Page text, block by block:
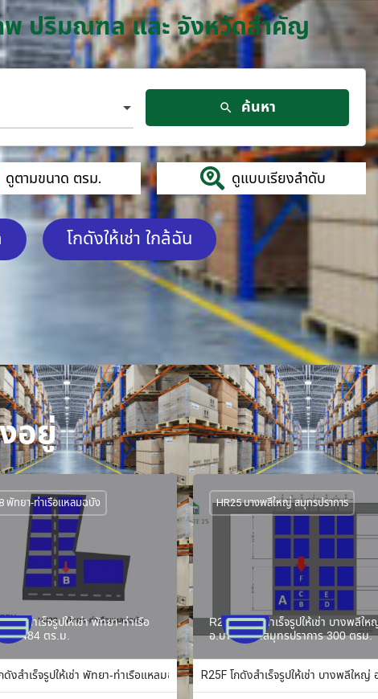
ทพ ปริมณฑล และ จังหวัดสำคัญ
ค้นหา
ดูตามขนาด ตรม. ดูแบบเรียงลำดับ
โกดังให้เช่า ใกล้ฉัน
อยู่
กดังสำเร็จรูปให้เช่า พัทยา-ท่าเรือ
บัง 484 ตร.ม.
พัทยา-ท่าเรือแหลมฉบัง
ดังสำเร็จรูปให้เช่า พัทยา-ท่าเรือแหลมฉบัง 484 ตร.ม.
R25F โกดังสำเร็จรูปให้เช่า บางพลีใ
อ.บางพลี จ.สมุทรปราการ 300 ตรม.
HR25 บางพลีใหญ่ สมุทรปราการ
R25F โกดังสำเร็จรูปให้เช่า บางพลีให